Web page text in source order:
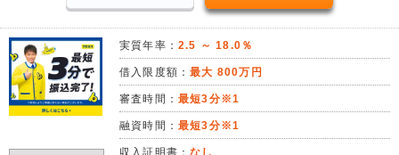
実質年率： 2.5 ～ 18.0％
借入限度額：最大 800万円
審査時間： 最短3分※1
融資時間： 最短3分※1